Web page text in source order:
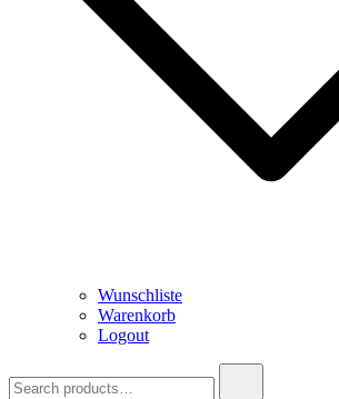
Wunschliste
Warenkorb
Logout
for: